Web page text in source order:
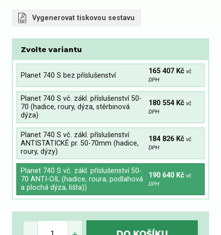
Vygenerovat tiskovou sestavu
Zvolte variantu
Planet 740 S bez příslušenství 165 407 Kč vč.
DPH
Planet 740 S vč. zákl. příslušenství 50-
70 (hadice, roury, dýza, stěrbinová
dýza)
180 554 Kč vč.
DPH
Planet 740 S vč. zákl. příslušenství
ANTISTATICKÉ pr. 50-70mm (hadice,
roury, dýzy)
184 826 Kč vč.
DPH
Planet 740 S vč. zákl. příslušenství 50-
70 ANTI-OIL (hadice, roura, podlahová
a plochá dýza, lišta))
190 640 Kč vč.
DPH